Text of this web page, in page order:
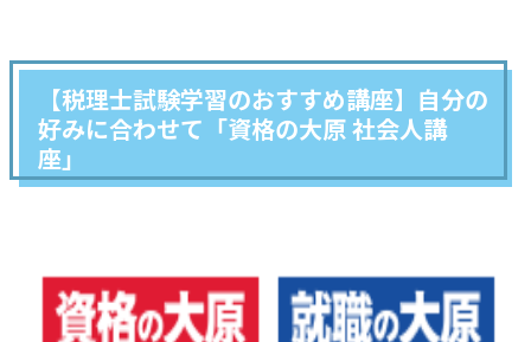
【税理士試験学習のおすすめ講座】自分の
好みに合わせて「資格の大原 社会人講
座」